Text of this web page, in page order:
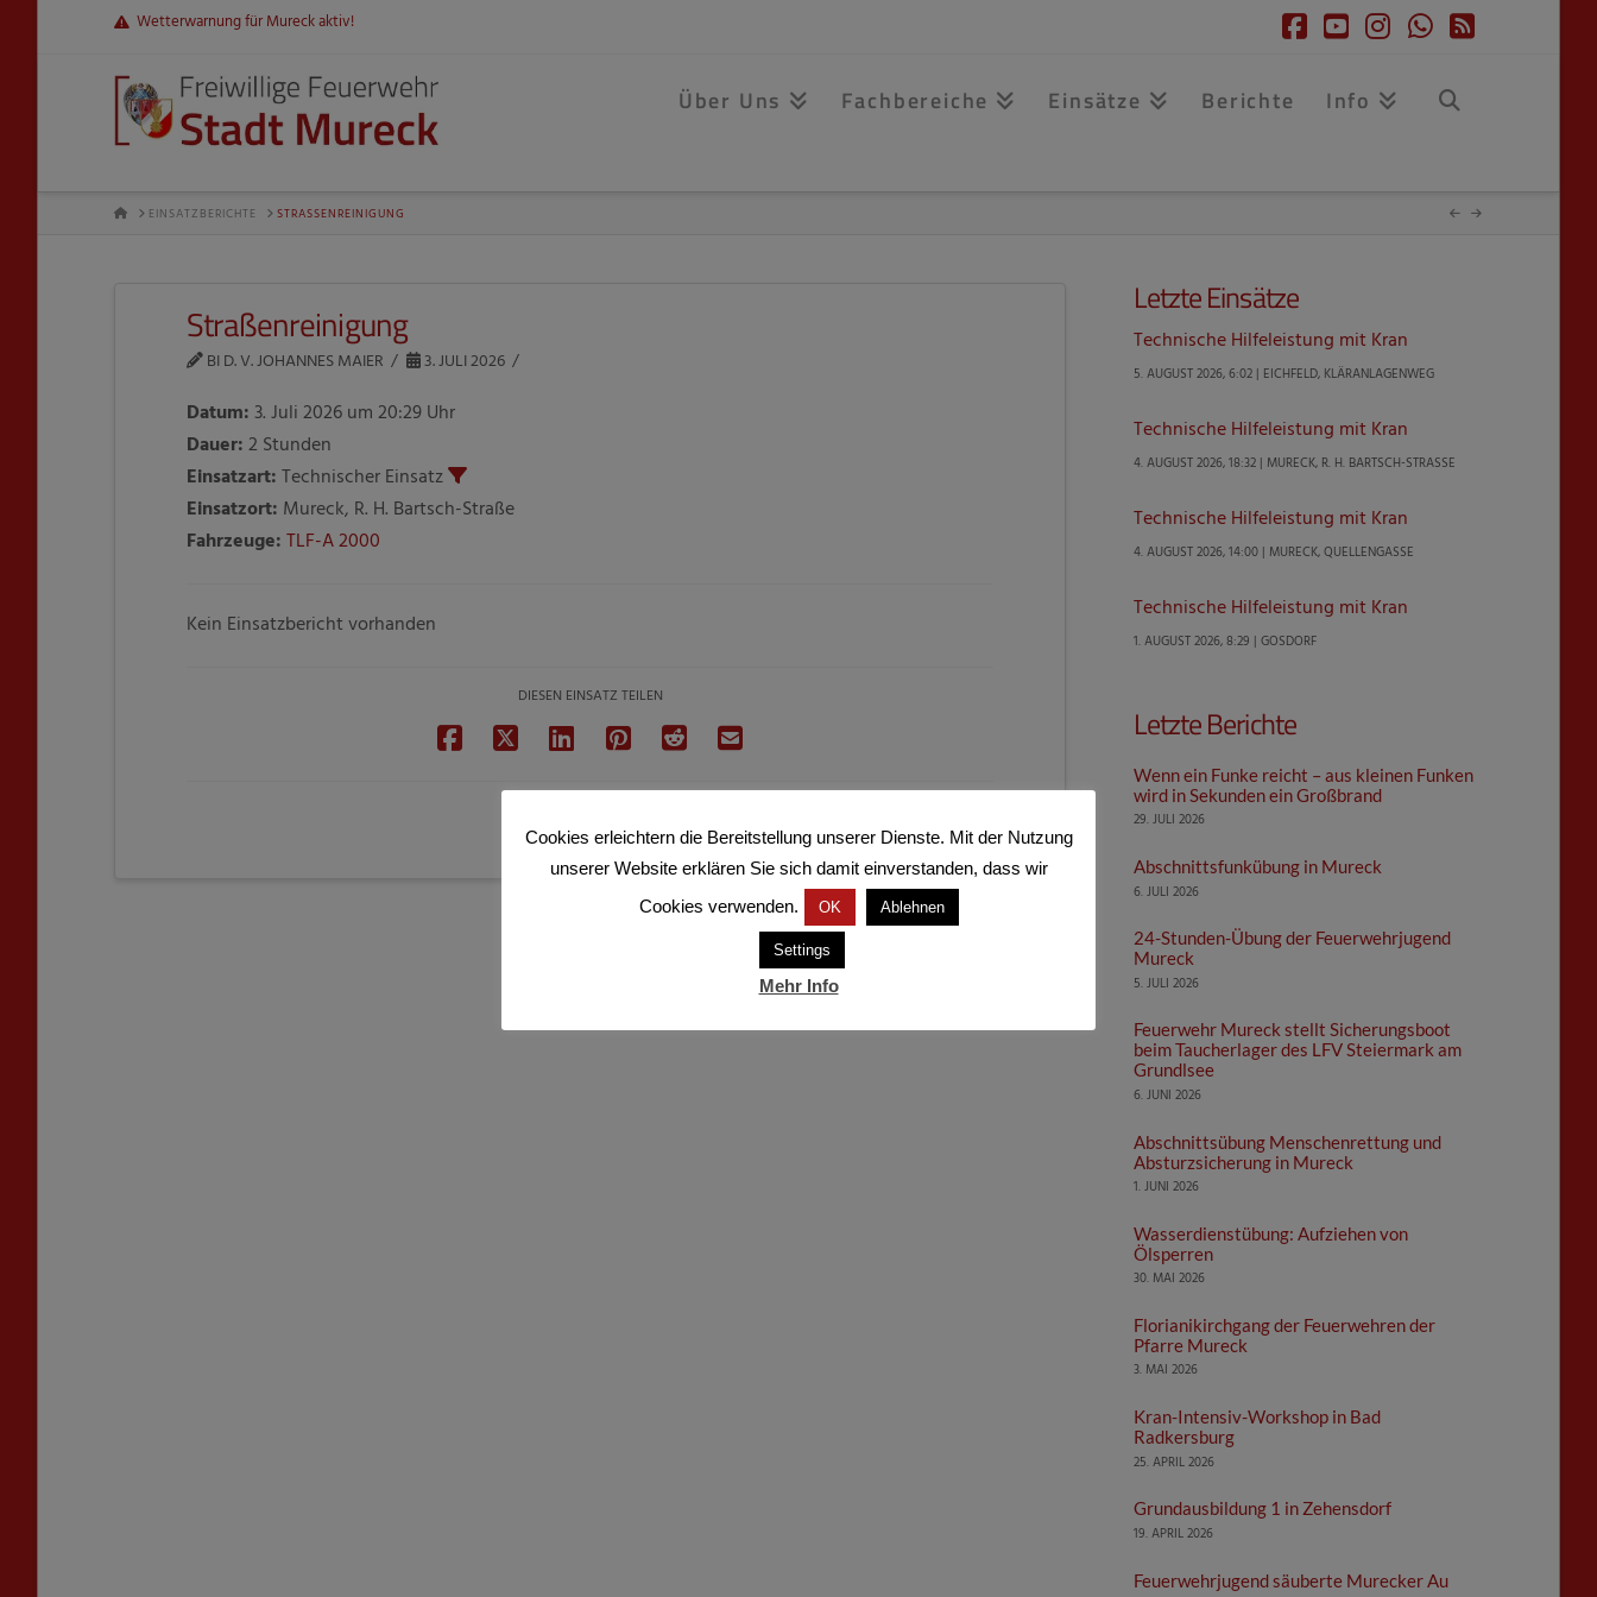
Facebook
YouTubeInstagram
Whatsapp
RSS
Wetterwarnung für Mureck aktiv!
Über Uns Fachbereiche Einsätze Berichte Info
HOMEEINSATZBERICHTE STRASSENREINIGUNG
Straßenreinigung
BI D. V. JOHANNES MAIER 3. JULI 2026
Datum: 3. Juli 2026 um 20:29 Uhr
Dauer:2 Stunden
Einsatzart:Technischer Einsatz
Einsatzort: Mureck, R. H. Bartsch-Straße
Fahrzeuge:TLF-A 2000
Kein Einsatzbericht vorhanden
DIESEN EINSATZ TEILEN
Letzte Einsätze
Technische Hilfeleistung mit Kran
5. AUGUST 2026, 6:02 | EICHFELD, KLÄRANLAGENWEG
Technische Hilfeleistung mit Kran
4. AUGUST 2026, 18:32 | MURECK, R. H. BARTSCH-STRASSE
Technische Hilfeleistung mit Kran
4. AUGUST 2026, 14:00 | MURECK, QUELLENGASSE
Technische Hilfeleistung mit Kran
1. AUGUST 2026, 8:29 | GOSDORF
Letzte Berichte
Wenn ein Funke reicht – aus kleinen Funken
wird in Sekunden ein Großbrand
29. JULI 2026
Abschnittsfunkübung in Mureck
6. JULI 2026
24-Stunden-Übung der Feuerwehrjugend
Mureck
5. JULI 2026
Feuerwehr Mureck stellt Sicherungsboot
beim Taucherlager des LFV Steiermark am
Grundlsee
6. JUNI 2026
Abschnittsübung Menschenrettung und
Absturzsicherung in Mureck
1. JUNI 2026
Wasserdienstübung: Aufziehen von
Ölsperren
30. MAI 2026
Florianikirchgang der Feuerwehren der
Pfarre Mureck
3. MAI 2026
Kran-Intensiv-Workshop in Bad
Radkersburg
25. APRIL 2026
Grundausbildung 1 in Zehensdorf
19. APRIL 2026
Feuerwehrjugend säuberte Murecker Au
Cookies erleichtern die Bereitstellung unserer Dienste. Mit der Nutzung
unserer Website erklären Sie sich damit einverstanden, dass wir
Cookies verwenden.
OK Ablehnen
Settings
Mehr Info